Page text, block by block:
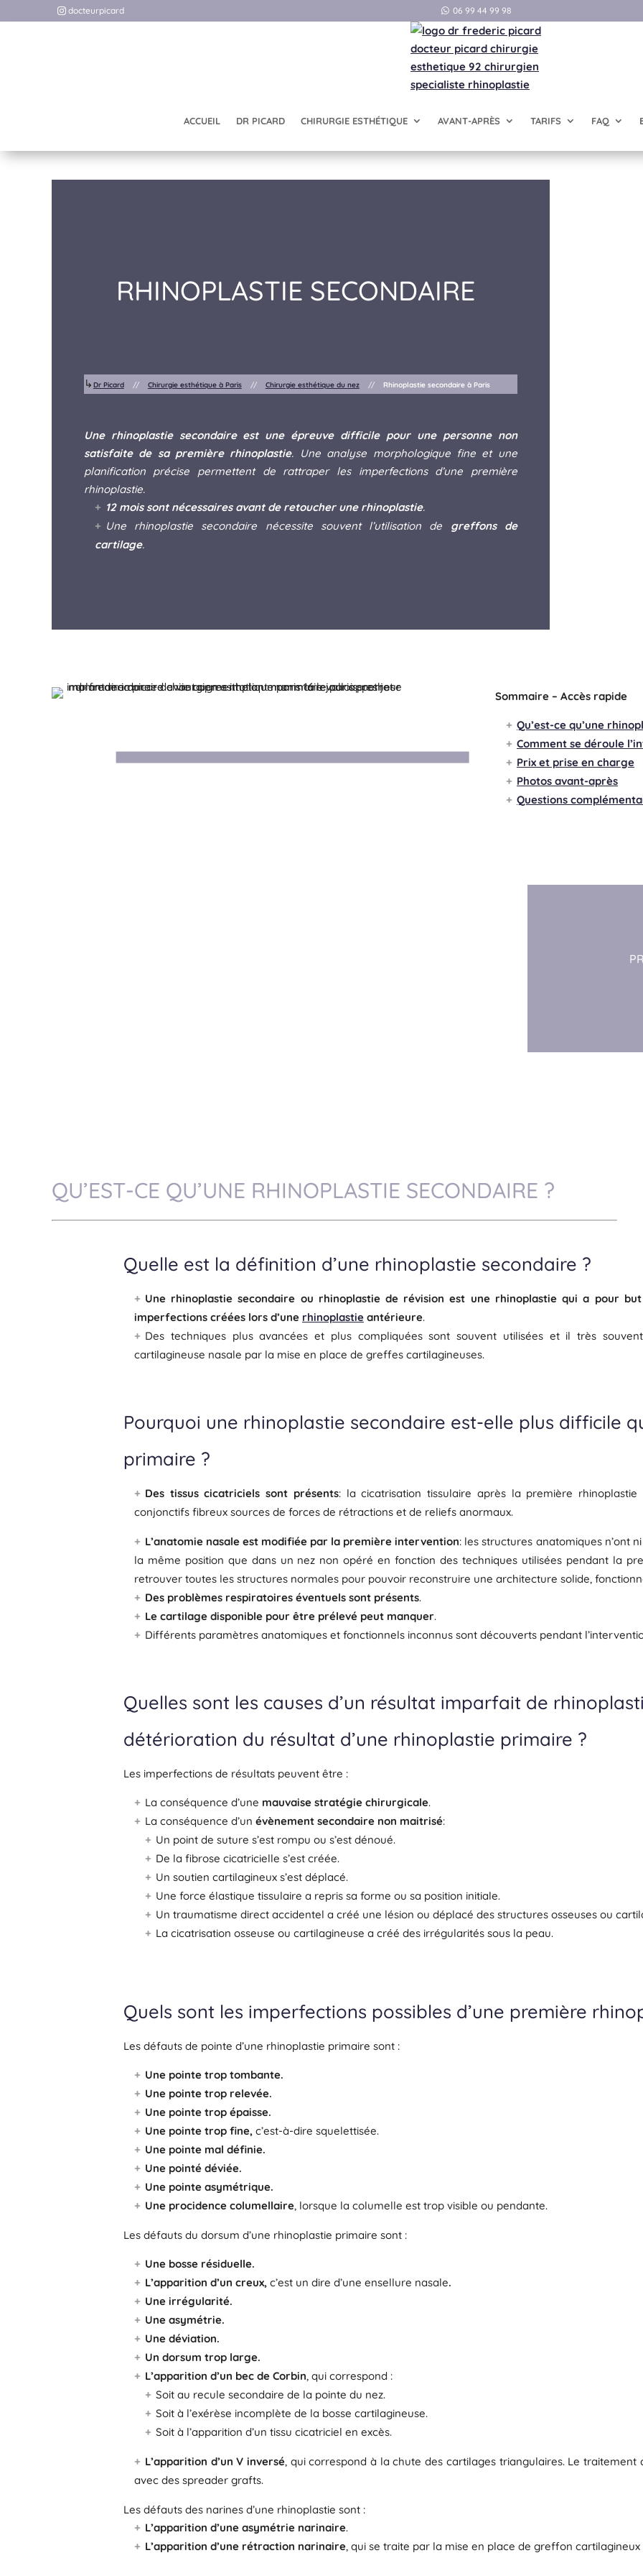
docteurpicard 06 99 44 99 98
ACCUEIL DR PICARD CHIRURGIE ESTHÉTIQUE AVANT-APRÈS TARIFS FAQ
RHINOPLASTIE SECONDAIRE
↳ Dr Picard// Chirurgie esthétique à Paris// Chirurgie esthétique du nez// Rhinoplastie secondaire à Paris
Une rhinoplastie secondaire est une épreuve difficile pour une personne non
satisfaite de sa première rhinoplastie. Une analyse morphologique fine et une
planification précise permettent de rattraper les imperfections d’une première
rhinoplastie.
12 mois sont nécessaires avant de retoucher une rhinoplastie.
Une rhinoplastie secondaire nécessite souvent l’utilisation de greffons de
cartilage.
Sommaire – Accès rapide
Qu’est-ce qu’une
Comment se déroule
Prix et prise en charge
Photos avant-après
Questions
QU’EST-CE QU’UNE RHINOPLASTIE SECONDAIRE ?
Quelle est la définition d’une rhinoplastie secondaire ?
Une rhinoplastie secondaire ou rhinoplastie de révision est une rhinoplastie qui a pour
imperfections créées lors d’une rhinoplastie antérieure.
Des techniques plus avancées et plus compliquées sont souvent utilisées et il très
cartilagineuse nasale par la mise en place de greffes cartilagineuses.
Pourquoi une rhinoplastie secondaire est-elle plus difficile
primaire ?
Des tissus cicatriciels sont présents: la cicatrisation tissulaire après la première
conjonctifs fibreux sources de forces de rétractions et de reliefs anormaux.
L’anatomie nasale est modifiée par la première intervention: les structures anatomiques n’ont
la même position que dans un nez non opéré en fonction des techniques utilisées pendant la
retrouver toutes les structures normales pour pouvoir reconstruire une architecture solide,
Des problèmes respiratoires éventuels sont présents.
Le cartilage disponible pour être prélevé peut manquer.
Différents paramètres anatomiques et fonctionnels inconnus sont découverts pendant
Quelles sont les causes d’un résultat imparfait de
détérioration du résultat d’une rhinoplastie primaire ?
Les imperfections de résultats peuvent être :
La conséquence d’une mauvaise stratégie chirurgicale.
La conséquence d’un évènement secondaire non maitrisé:
Un point de suture s’est rompu ou s’est dénoué.
De la fibrose cicatricielle s’est créée.
Un soutien cartilagineux s’est déplacé.
Une force élastique tissulaire a repris sa forme ou sa position initiale.
Un traumatisme direct accidentel a créé une lésion ou déplacé des structures osseuses ou
La cicatrisation osseuse ou cartilagineuse a créé des irrégularités sous la peau.
Quels sont les imperfections possibles d’une première
Les défauts de pointe d’une rhinoplastie primaire sont :
Une pointe trop tombante.
Une pointe trop relevée.
Une pointe trop épaisse.
Une pointe trop fine, c’est-à-dire squelettisée.
Une pointe mal définie.
Une pointé déviée.
Une pointe asymétrique.
Une procidence columellaire, lorsque la columelle est trop visible ou pendante.
Les défauts du dorsum d’une rhinoplastie primaire sont :
Une bosse résiduelle.
L’apparition d’un creux, c’est un dire d’une ensellure nasale.
Une irrégularité.
Une asymétrie.
Une déviation.
Un dorsum trop large.
L’apparition d’un bec de Corbin, qui correspond :
Soit au recule secondaire de la pointe du nez.
Soit à l’exérèse incomplète de la bosse cartilagineuse.
Soit à l’apparition d’un tissu cicatriciel en excès.
L’apparition d’un V inversé, qui correspond à la chute des cartilages triangulaires. Le
avec des spreader grafts.
Les défauts des narines d’une rhinoplastie sont :
L’apparition d’une asymétrie narinaire.
L’apparition d’une rétraction narinaire, qui se traite par la mise en place de greffon